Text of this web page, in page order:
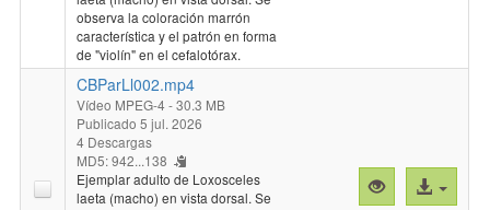
observa la coloración marrón
característica y el patrón en forma
de "violín" en el cefalotórax.
CBParLl002.mp4
Vídeo MPEG-4 - 30.3 MB
Publicado 5 jul. 2026
4 Descargas
MD5: 942...138
Ejemplar adulto de Loxosceles
laeta (macho) en vista dorsal. Se
Vista Acceso